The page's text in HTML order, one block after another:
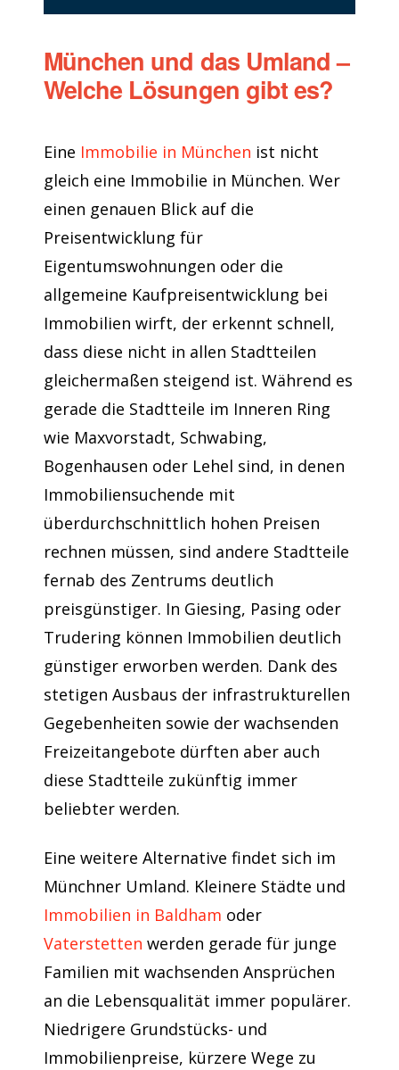
München und das Umland –
Welche Lösungen gibt es?
Eine Immobilie in München ist nicht
gleich eine Immobilie in München. Wer
einen genauen Blick auf die
Preisentwicklung für
Eigentumswohnungen oder die
allgemeine Kaufpreisentwicklung bei
Immobilien wirft, der erkennt schnell,
dass diese nicht in allen Stadtteilen
gleichermaßen steigend ist. Während es
gerade die Stadtteile im Inneren Ring
wie Maxvorstadt, Schwabing,
Bogenhausen oder Lehel sind, in denen
Immobiliensuchende mit
überdurchschnittlich hohen Preisen
rechnen müssen, sind andere Stadtteile
fernab des Zentrums deutlich
preisgünstiger. In Giesing, Pasing oder
Trudering können Immobilien deutlich
günstiger erworben werden. Dank des
stetigen Ausbaus der infrastrukturellen
Gegebenheiten sowie der wachsenden
Freizeitangebote dürften aber auch
diese Stadtteile zukünftig immer
beliebter werden.
Eine weitere Alternative findet sich im
Münchner Umland. Kleinere Städte und
Immobilien in Baldham oder
Vaterstetten werden gerade für junge
Familien mit wachsenden Ansprüchen
an die Lebensqualität immer populärer.
Niedrigere Grundstücks- und
Immobilienpreise, kürzere Wege zu